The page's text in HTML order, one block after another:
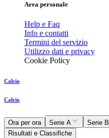
Area personale
Help e Faq
Info e contatti
Termini del servizio
Utilizzo dati e privacy
Cookie Policy
Calcio
Calcio
Ora per ora Serie A Serie B
Risultati e Classifiche